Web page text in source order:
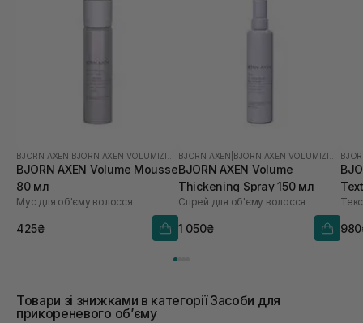
BJORN AXEN BJORN AXEN VOLUMIZING
BJORN AXEN Volume Mousse
80 мл
Мус для об'єму волосся
425₴
BJORN AXEN BJORN AXEN VOLUMIZING
BJORN AXEN Volume
Thickening Spray 150 мл
Спрей для об'єму волосся
1 050₴
Товари зі знижками в категорії Засоби для
прикореневого обʼєму